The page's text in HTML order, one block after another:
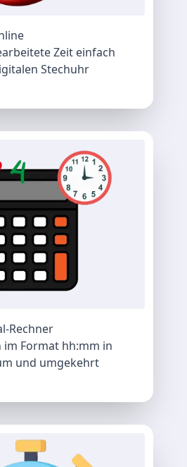
Zeit einfach
Stechuhr
Rechner
im Format hh:mm in
und umgekehrt